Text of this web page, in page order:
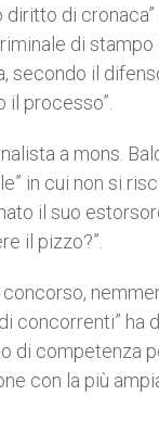
di
di stampo
secondo il
processo”.
a mons.
in cui non si
il suo
il pizzo?”.
concorrenti” ha
di competenza
con la più